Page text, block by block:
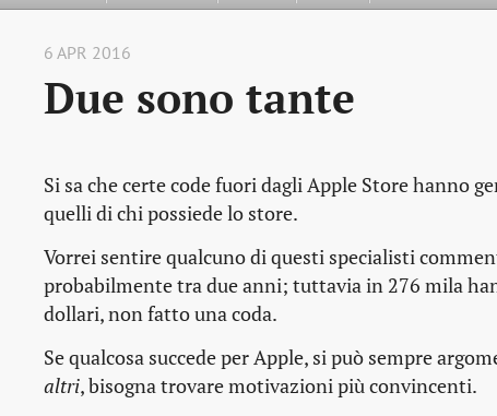
6 APR 2016
Due sono tante
Si sa che certe code fuori dagli Apple Store hanno
quelli di chi possiede lo store.
Vorrei sentire qualcuno di questi specialisti
probabilmente tra due anni; tuttavia in 276 mila
dollari, non fatto una coda.
Se qualcosa succede per Apple, si può sempre
altri, bisogna trovare motivazioni più convincenti.